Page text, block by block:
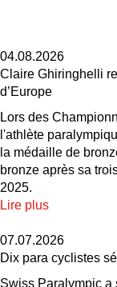
04.08.2026
Claire Ghiringhelli
d’Europe
Lors des
l'athlète
la médaille de
bronze après sa
2025.
Lire plus
07.07.2026
Dix para cyclistes
Swiss Paralympic a